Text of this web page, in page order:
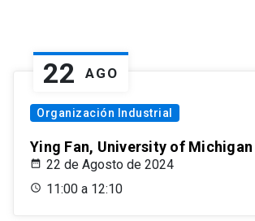
22 AGO
Organización Industrial
Ying Fan, University of Michigan
22 de Agosto de 2024
11:00 a 12:10